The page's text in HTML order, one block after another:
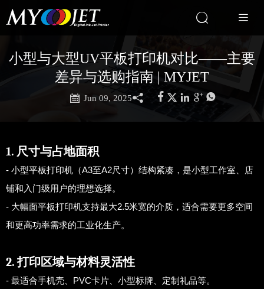
 
小型与大型UV平板打印机对比——主要
差异与选购指南 | MYJET
 Jun 09, 2025     
1. 尺寸与占地面积
- 小型平板打印机（A3至A2尺寸）结构紧凑，是小型工作室、店
铺和入门级用户的理想选择。
- 大幅面平板打印机支持最大2.5米宽的介质，适合需要更多空间
和更高功率需求的工业化生产。
2. 打印区域与材料灵活性
- 最适合手机壳、PVC卡片、小型标牌、定制礼品等。